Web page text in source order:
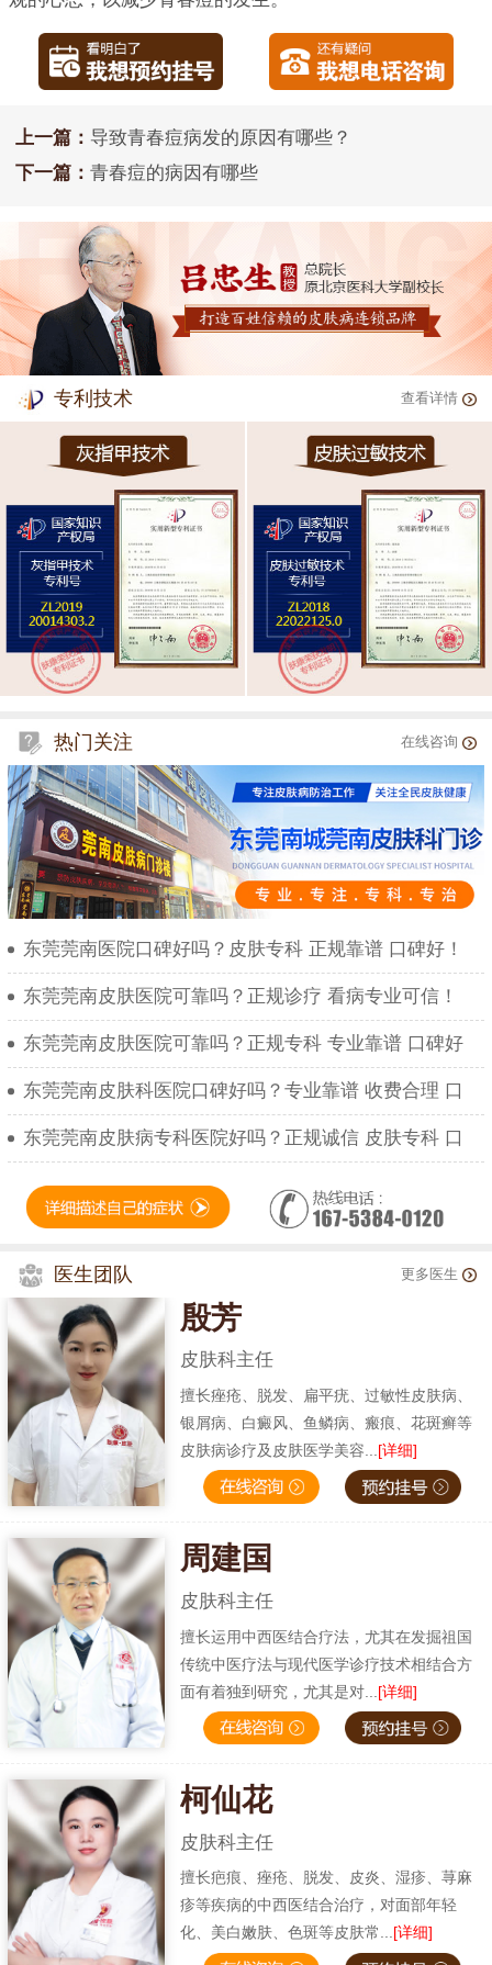
上一篇： 导致青春痘病发的原因有哪些？
下一篇： 青春痘的病因有哪些
专利技术 查看详情
热门关注 在线咨询
东莞莞南医院口碑好吗？皮肤专科 正规靠谱 口碑好！
东莞莞南皮肤医院可靠吗？正规诊疗 看病专业可信！
东莞莞南皮肤医院可靠吗？正规专科 专业靠谱 口碑好
东莞莞南皮肤科医院口碑好吗？专业靠谱 收费合理 口
东莞莞南皮肤病专科医院好吗？正规诚信 皮肤专科 口
医生团队 更多医生
殷芳
皮肤科主任
擅长痤疮、脱发、扁平疣、过敏性皮肤病、
银屑病、白癜风、鱼鳞病、瘢痕、花斑癣等
皮肤病诊疗及皮肤医学美容... [详细]
周建国
皮肤科主任
擅长运用中西医结合疗法，尤其在发掘祖国
传统中医疗法与现代医学诊疗技术相结合方
面有着独到研究，尤其是对... [详细]
柯仙花
皮肤科主任
擅长疤痕、痤疮、脱发、皮炎、湿疹、荨麻
疹等疾病的中西医结合治疗，对面部年轻
化、美白嫩肤、色斑等皮肤常...[详细]